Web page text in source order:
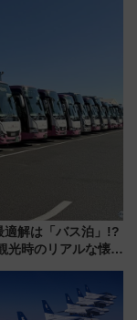
解は「バス泊」!?
光時のリアルな懐事